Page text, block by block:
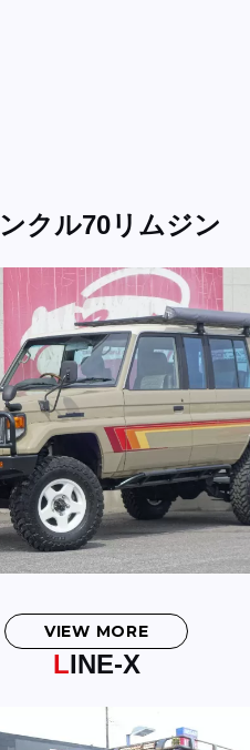
ランクル70リムジン
VIEW MORE
LINE-X